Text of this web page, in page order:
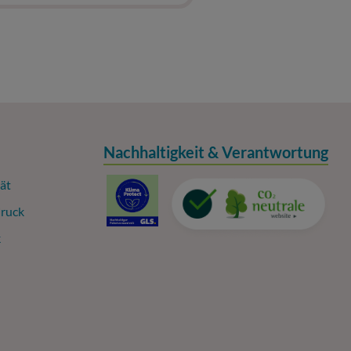
Nachhaltigkeit & Verantwortung